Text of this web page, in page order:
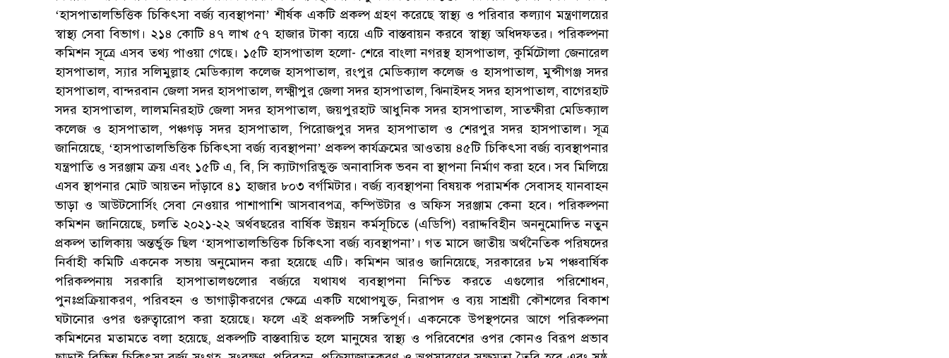
‘হাসপাতালভিত্তিক চিকিৎসা বর্জ্য ব্যবস্থাপনা’ শীর্ষক একটি প্রকল্প গ্রহণ করেছে স্বাস্থ্য ও পরিবার কল্যাণ মন্ত্রণালয়ের
স্বাস্থ্য সেবা বিভাগ। ২১৪ কোটি ৪৭ লাখ ৫৭ হাজার টাকা ব্যয়ে এটি বাস্তবায়ন করবে স্বাস্থ্য অধিদফতর। পরিকল্পনা
কমিশন সূত্রে এসব তথ্য পাওয়া গেছে। ১৫টি হাসপাতাল হলো- শেরে বাংলা নগরস্থ হাসপাতাল, কুর্মিটোলা জেনারেল
হাসপাতাল, স্যার সলিমুল্লাহ মেডিক্যাল কলেজ হাসপাতাল, রংপুর মেডিক্যাল কলেজ ও হাসপাতাল, মুন্সীগঞ্জ সদর
হাসপাতাল, বান্দরবান জেলা সদর হাসপাতাল, লক্ষ্মীপুর জেলা সদর হাসপাতাল, ঝিনাইদহ সদর হাসপাতাল, বাগেরহাট
সদর হাসপাতাল, লালমনিরহাট জেলা সদর হাসপাতাল, জয়পুরহাট আধুনিক সদর হাসপাতাল, সাতক্ষীরা মেডিক্যাল
কলেজ ও হাসপাতাল, পঞ্চগড় সদর হাসপাতাল, পিরোজপুর সদর হাসপাতাল ও শেরপুর সদর হাসপাতাল। সূত্র
জানিয়েছে, ‘হাসপাতালভিত্তিক চিকিৎসা বর্জ্য ব্যবস্থাপনা’ প্রকল্প কার্যক্রমের আওতায় ৪৫টি চিকিৎসা বর্জ্য ব্যবস্থাপনার
যন্ত্রপাতি ও সরঞ্জাম ক্রয় এবং ১৫টি এ, বি, সি ক্যাটাগরিভুক্ত অনাবাসিক ভবন বা স্থাপনা নির্মাণ করা হবে। সব মিলিয়ে
এসব স্থাপনার মোট আয়তন দাঁড়াবে ৪১ হাজার ৮০৩ বর্গমিটার। বর্জ্য ব্যবস্থাপনা বিষয়ক পরামর্শক সেবাসহ যানবাহন
ভাড়া ও আউটসোর্সিং সেবা নেওয়ার পাশাপাশি আসবাবপত্র, কম্পিউটার ও অফিস সরঞ্জাম কেনা হবে। পরিকল্পনা
কমিশন জানিয়েছে, চলতি ২০২১-২২ অর্থবছরের বার্ষিক উন্নয়ন কর্মসূচিতে (এডিপি) বরাদ্দবিহীন অননুমোদিত নতুন
প্রকল্প তালিকায় অন্তর্ভুক্ত ছিল ‘হাসপাতালভিত্তিক চিকিৎসা বর্জ্য ব্যবস্থাপনা’। গত মাসে জাতীয় অর্থনৈতিক পরিষদের
নির্বাহী কমিটি একনেক সভায় অনুমোদন করা হয়েছে এটি। কমিশন আরও জানিয়েছে, সরকারের ৮ম পঞ্চবার্ষিক
পরিকল্পনায় সরকারি হাসপাতালগুলোর বর্জ্যরে যথাযথ ব্যবস্থাপনা নিশ্চিত করতে এগুলোর পরিশোধন,
পুনঃপ্রক্রিয়াকরণ, পরিবহন ও ভাগাড়ীকরণের ক্ষেত্রে একটি যথোপযুক্ত, নিরাপদ ও ব্যয় সাশ্রয়ী কৌশলের বিকাশ
ঘটানোর ওপর গুরুত্বারোপ করা হয়েছে। ফলে এই প্রকল্পটি সঙ্গতিপূর্ণ। একনেকে উপস্থপনের আগে পরিকল্পনা
কমিশনের মতামতে বলা হয়েছে, প্রকল্পটি বাস্তবায়িত হলে মানুষের স্বাস্থ্য ও পরিবেশের ওপর কোনও বিরূপ প্রভাব